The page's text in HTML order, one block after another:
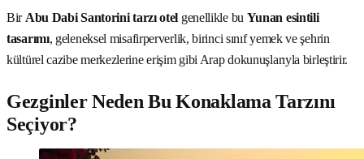
Bir Abu Dabi Santorini tarzı otel genellikle bu Yunan esintili
tasarımı, geleneksel misafirperverlik, birinci sınıf yemek ve şehrin
kültürel cazibe merkezlerine erişim gibi Arap dokunuşlarıyla birleştirir.
Gezginler Neden Bu Konaklama Tarzını
Seçiyor?